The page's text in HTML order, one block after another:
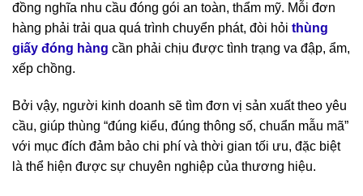
đồng nghĩa nhu cầu đóng gói an toàn, thẩm mỹ. Mỗi đơn
hàng phải trải qua quá trình chuyển phát, đòi hỏi thùng
giấy đóng hàng cần phải chịu được tình trạng va đập, ẩm,
xếp chồng.
Bởi vậy, người kinh doanh sẽ tìm đơn vị sản xuất theo yêu
cầu, giúp thùng “đúng kiểu, đúng thông số, chuẩn mẫu mã”
với mục đích đảm bảo chi phí và thời gian tối ưu, đặc biệt
là thể hiện được sự chuyên nghiệp của thương hiệu.